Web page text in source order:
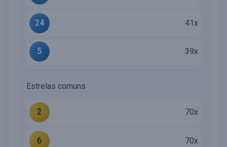
24 41x
5 39x
Estrelas comuns
2 70x
6 70x